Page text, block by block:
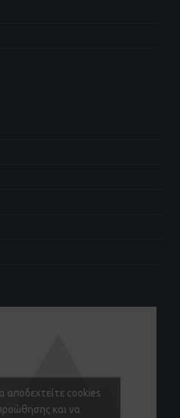
αποδεχτείτε cookies
και να